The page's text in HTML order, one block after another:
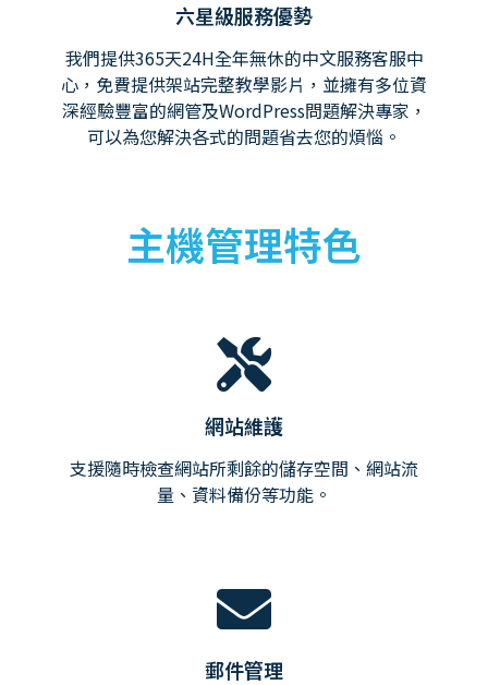
六星級服務優勢
我們提供365天24H全年無休的中文服務客服中
心，免費提供架站完整教學影片，並擁有多位資
深經驗豐富的網管及WordPress問題解決專家，
可以為您解決各式的問題省去您的煩惱。
主機管理特色
網站維護
支援隨時檢查網站所剩餘的儲存空間、網站流
量、資料備份等功能。
郵件管理